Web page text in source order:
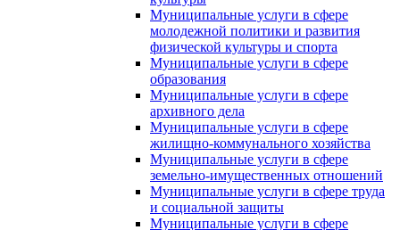
Муниципальные услуги в сфере
молодежной политики и развития
физической культуры и спорта
Муниципальные услуги в сфере
образования
Муниципальные услуги в сфере
архивного дела
Муниципальные услуги в сфере
жилищно-коммунального хозяйства
Муниципальные услуги в сфере
земельно-имущественных отношений
Муниципальные услуги в сфере труда
и социальной защиты
Муниципальные услуги в сфере